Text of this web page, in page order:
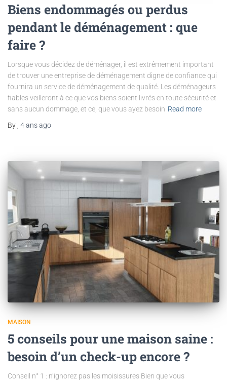
Biens endommagés ou perdus
pendant le déménagement : que
faire ?
Lorsque vous décidez de déménager, il est extrêmement important
de trouver une entreprise de déménagement digne de confiance qui
fournira un service de déménagement de qualité. Les déménageurs
fiables veilleront à ce que vos biens soient livrés en toute sécurité et
sans aucun dommage, et ce, que vous ayez besoin Read more
By 4 ansago
MAISON
5 conseils pour une maison saine :
besoin d’un check-up encore ?
Conseil n° 1 : n’ignorez pas les moisissures Bien que vous